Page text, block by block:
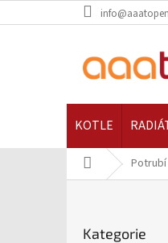
na
KOTLE
Domů
kategorie
Kategorie